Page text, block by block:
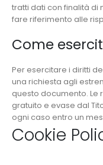
tratti dati con finalità di
fare riferimento alle
Come
Per esercitare i diritti
una richiesta agli
questo documento. Le
gratuito e evase dal
ogni caso entro un
Cookie